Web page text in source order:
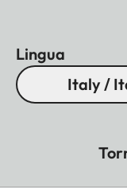
Lingua
Italy /